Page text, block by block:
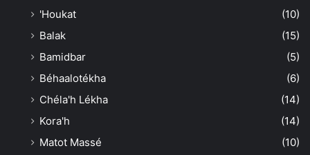
'Houkat
(10)
Balak
(15)
Bamidbar
(5)
Béhaalotékha
(6)
Chéla'h Lékha
(14)
Kora'h
(14)
Matot Massé
(10)